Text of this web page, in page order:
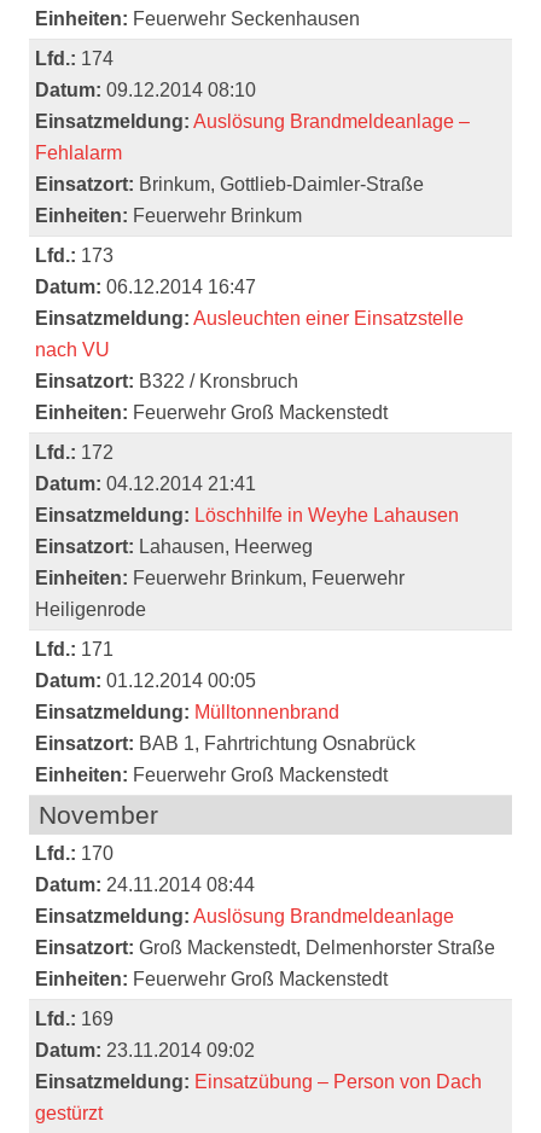
Einheiten: Feuerwehr Seckenhausen
Lfd.: 174
Datum: 09.12.2014 08:10
Einsatzmeldung: Auslösung Brandmeldeanlage –
Fehlalarm
Einsatzort: Brinkum, Gottlieb-Daimler-Straße
Einheiten: Feuerwehr Brinkum
Lfd.: 173
Datum: 06.12.2014 16:47
Einsatzmeldung: Ausleuchten einer Einsatzstelle
nach VU
Einsatzort: B322 / Kronsbruch
Einheiten: Feuerwehr Groß Mackenstedt
Lfd.: 172
Datum: 04.12.2014 21:41
Einsatzmeldung: Löschhilfe in Weyhe Lahausen
Einsatzort: Lahausen, Heerweg
Einheiten: Feuerwehr Brinkum, Feuerwehr
Heiligenrode
Lfd.: 171
Datum: 01.12.2014 00:05
Einsatzmeldung: Mülltonnenbrand
Einsatzort: BAB 1, Fahrtrichtung Osnabrück
Einheiten: Feuerwehr Groß Mackenstedt
November
Lfd.: 170
Datum: 24.11.2014 08:44
Einsatzmeldung: Auslösung Brandmeldeanlage
Einsatzort: Groß Mackenstedt, Delmenhorster Straße
Einheiten: Feuerwehr Groß Mackenstedt
Lfd.: 169
Datum: 23.11.2014 09:02
Einsatzmeldung: Einsatzübung – Person von Dach
gestürzt